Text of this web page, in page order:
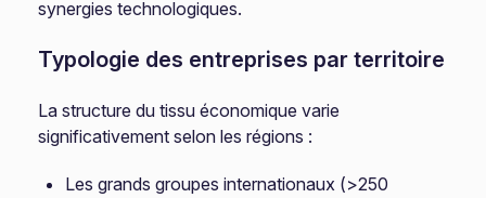
synergies technologiques.
Typologie des entreprises par territoire
La structure du tissu économique varie
significativement selon les régions :
Les grands groupes internationaux (>250